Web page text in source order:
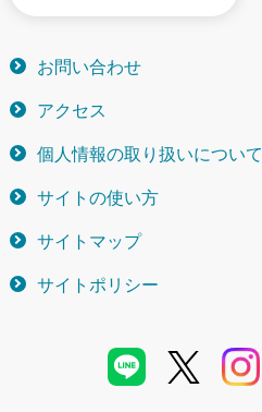
お問い合わせ
アクセス
個人情報の取り扱いについて
サイトの使い方
サイトマップ
サイトポリシー